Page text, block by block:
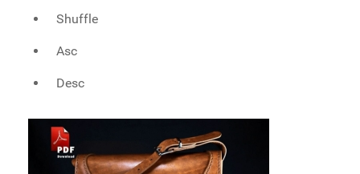
Shuffle
Asc
Desc